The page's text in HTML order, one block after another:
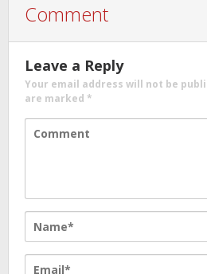
Comment
Leave a Reply
Your email address will not be
are marked *